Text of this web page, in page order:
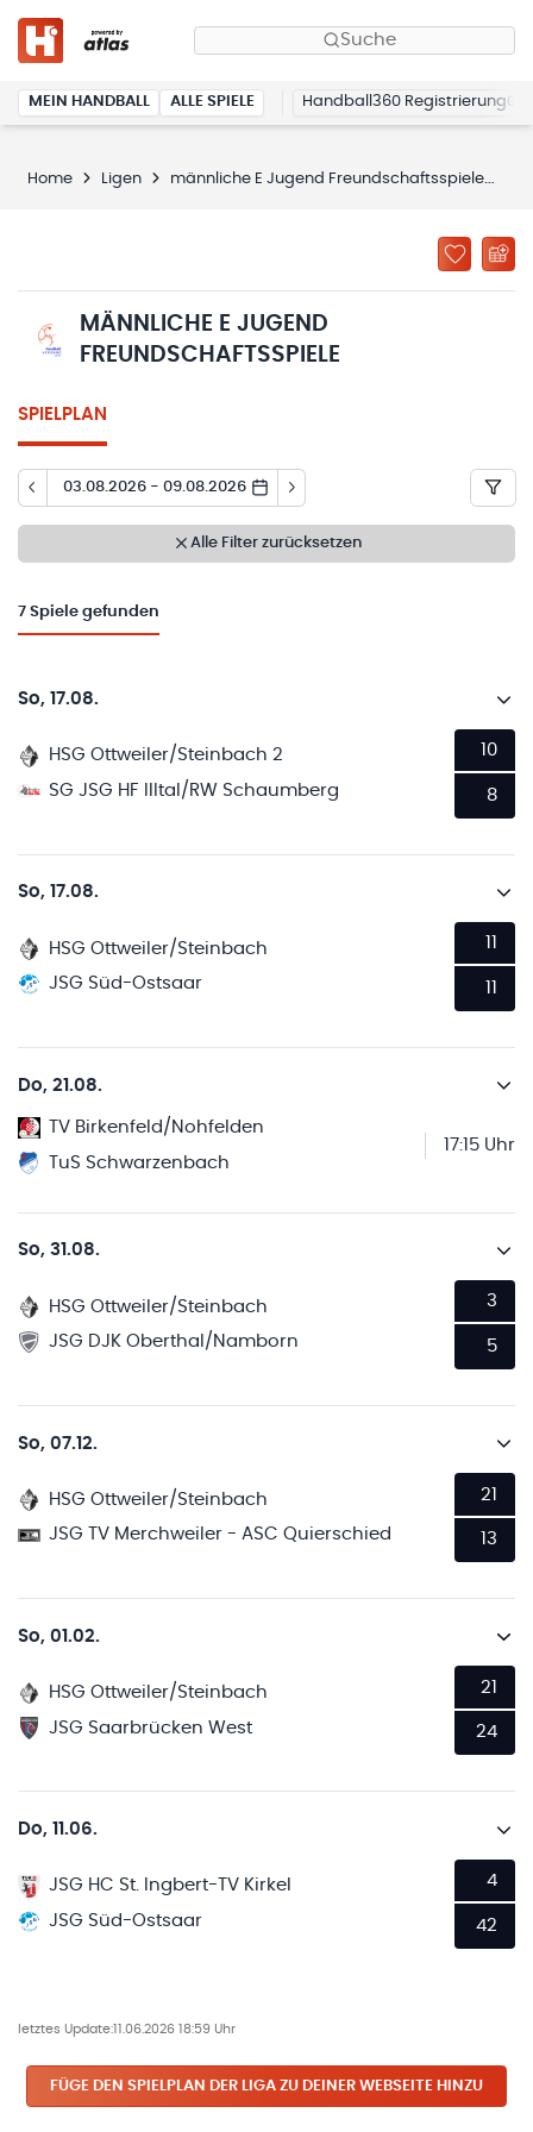
Suche
MEIN HANDBALL ALLE SPIELE Handball360 Registrierung
Home Ligen männliche E Jugend Freundschaftsspiele
MÄNNLICHE E JUGEND
FREUNDSCHAFTSSPIELE
SPIELPLAN
03.08.2026 - 09.08.2026
Alle Filter zurücksetzen
7 Spiele gefunden
So, 17.08.
HSG Ottweiler/Steinbach 2
SG JSG HF Illtal/RW Schaumberg
10
8
So, 17.08.
HSG Ottweiler/Steinbach
JSG Süd-Ostsaar
Do, 21.08.
TV Birkenfeld/Nohfelden
TuS Schwarzenbach
17:15 Uhr
So, 31.08.
HSG Ottweiler/Steinbach
JSG DJK Oberthal/Namborn
3
5
So, 07.12.
HSG Ottweiler/Steinbach
JSG TV Merchweiler - ASC Quierschied
21
13
So, 01.02.
HSG Ottweiler/Steinbach
JSG Saarbrücken West
21
24
Do, 11.06.
JSG HC St. Ingbert-TV Kirkel
JSG Süd-Ostsaar
4
42
letztes Update:11.06.2026 18:59 Uhr
FÜGE DEN SPIELPLAN DER LIGA ZU DEINER WEBSEITE HINZU